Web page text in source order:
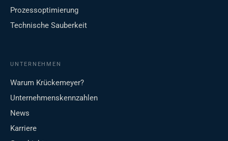
Prozessoptimierung
Technische Sauberkeit
UNTERNEHMEN
Warum Krückemeyer?
Unternehmenskennzahlen
News
Karriere